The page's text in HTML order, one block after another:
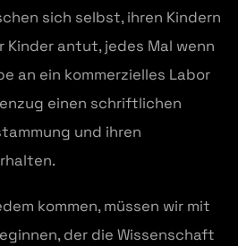
sich selbst, ihren Kindern
Kinder antut, jedes Mal wenn
an ein kommerzielles Labor
einen schriftlichen
und ihren
kommen, müssen wir mit
der die Wissenschaft